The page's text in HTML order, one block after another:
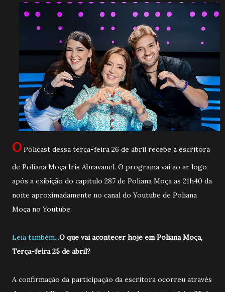
O Policast dessa terça-feira 26 de abril recebe a escritora
de Poliana Moça Iris Abravanel. O programa vai ao ar logo
após a exibição do capitulo 287 de Poliana Moça as 21h40 da
noite aproximadamente no canal do Youtube de Poliana
Moça no Youtube.
Leia também...O que vai acontecer hoje em Poliana Moça,
Terça-feira 25 de abril?
A confirmação da participação da escritora ocorreu através